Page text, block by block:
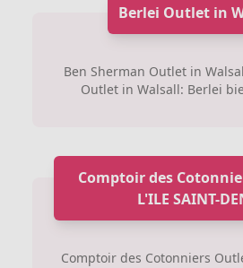
Berlei Outlet in
Ben Sherman Outlet in
Outlet in Walsall: Berlei
Comptoir des
L'ILE SAINT-
Comptoir des Cotonniers